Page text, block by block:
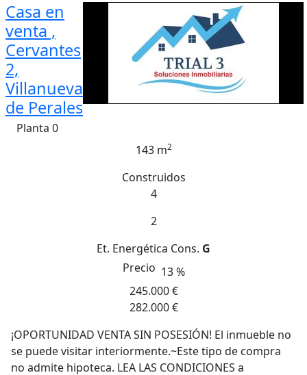
Casa en
venta ,
Cervantes
2,
Villanueva
de Perales
Planta 0
143 m2
Construidos
4
2
Et. Energética Cons. G
Precio 13 %
245.000 €
282.000 €
¡OPORTUNIDAD VENTA SIN POSESIÓN! El inmueble no
se puede visitar interiormente.~Este tipo de compra
no admite hipoteca. LEA LAS CONDICIONES a